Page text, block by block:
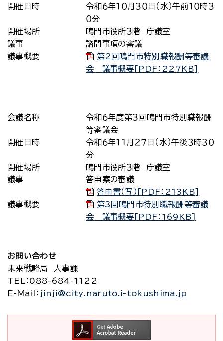
開催日時
令和６年１０月３０日（水）午前１０時３
０分
開催場所
鳴門市役所３階 庁議室
議事
諮問事項の審議
議事概要
第2回鳴門市特別職報酬等審議
会 議事概要[PDF：227KB]
会議名称
令和６年度第３回鳴門市特別職報酬
等審議会
開催日時
令和６年１１月２７日（水）午後３時３０
分
開催場所
鳴門市役所３階 庁議室
議事
答申案の審議
答申書（写）[PDF：213KB]
議事概要
第3回鳴門市特別職報酬等審議
会 議事概要[PDF：169KB]
お問い合わせ
未来戦略局 人事課
TEL
：088-684-1122
E-Mail
： jinji@city.naruto.i-tokushima.jp